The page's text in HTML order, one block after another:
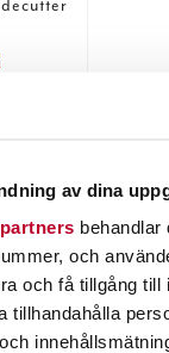
av dina
behandlar
och
och få tillgång till
tillhandahålla
pris